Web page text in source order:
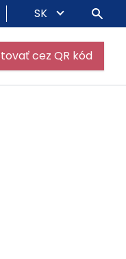
cez QR kód
SK